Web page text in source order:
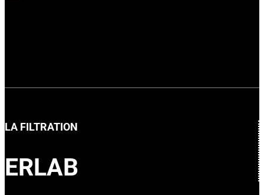
LA FILTRATION
ERLAB